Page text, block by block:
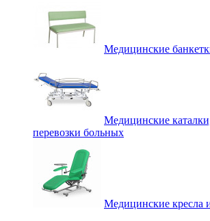
Медицинские
Медицинские
перевозки больных
Медицинские кресла